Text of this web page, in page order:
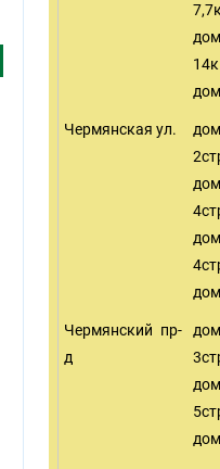
Чермянская ул.
Чермянский пр-
д